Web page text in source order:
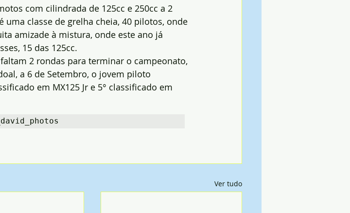
com cilindrada de 125cc e 250cc a 2
uma classe de grelha cheia, 40 pilotos, onde
amizade à mistura, onde este ano já
15 das 125cc.
2 rondas para terminar o campeonato,
a 6 de Setembro, o jovem piloto
em MX125 Jr e 5° classificado em
Ver tudo